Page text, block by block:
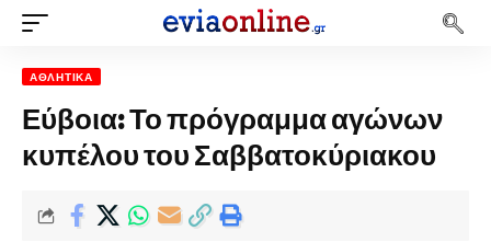
ΑΘΛΗΤΙΚΆ
Εύβοια: Το πρόγραμμα αγώνων
κυπέλου του Σαββατοκύριακου